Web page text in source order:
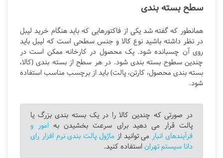
سطح بسته بندی
همانطور که گفته شد یکی از فاکتورهایی که باید هنگام خرید لیبل
در نظر داشته باشید نوع کالا و جنس سطحی است که لیبل باید
روی آن چسبانده شود. یک محصول در کارخانه ممکن است در
چندین سطوح بسته بندی شود. در هر سطح از بسته بندی (کالا،
بسته بندی محصول، کارتن، پالت) باید از برچسب مناسب استفاده
شود.
در صورتی که چندین کالا را در یک بسته بندی بزرگ یا
پالت قرار می دهید برای سرعت بخشیدن به امور و
فرآیندهای انبارمی توانید از ماژول پالت بندی نرم افزار رای
دانا سیستم تهران استفاده کنید.